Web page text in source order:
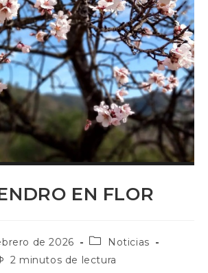
EN FLOR
de 2026
Categoría
la
Noticias
2 minutos de lectura